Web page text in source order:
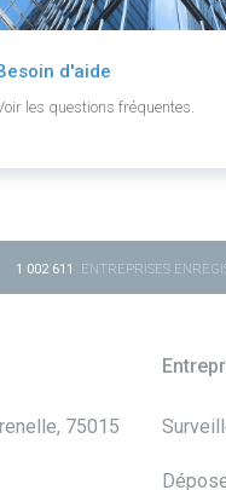
d'aide
les questions fréquentes.
1 002 611 ENTREPRISES
75015